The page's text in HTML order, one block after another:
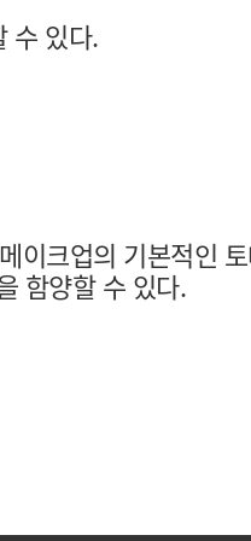
수 있다.
이크업의 기본적인
함양할 수 있다.